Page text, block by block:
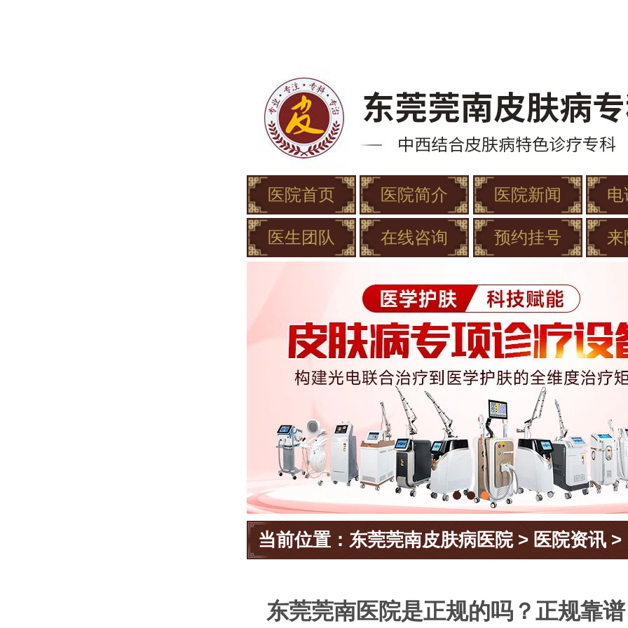
医院首页 医院简介 医院新闻 电
医生团队 在线咨询 预约挂号 来
当前位置： 东莞莞南皮肤病医院> 医院资讯 >
东莞莞南医院是正规的吗？正规靠